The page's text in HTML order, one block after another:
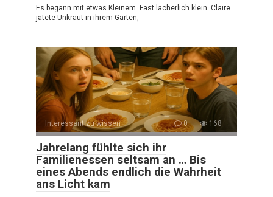
Es begann mit etwas Kleinem. Fast lächerlich klein. Claire
jätete Unkraut in ihrem Garten,
Interessant zu wissen 0 168
Jahrelang fühlte sich ihr
Familienessen seltsam an … Bis
eines Abends endlich die Wahrheit
ans Licht kam